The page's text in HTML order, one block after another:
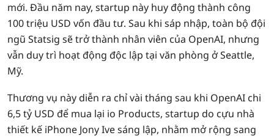
mới. Đầu năm nay, startup này huy động thành công
100 triệu USD vốn đầu tư. Sau khi sáp nhập, toàn bộ đội
ngũ Statsig sẽ trở thành nhân viên của OpenAI, nhưng
vẫn duy trì hoạt động độc lập tại văn phòng ở Seattle,
Mỹ.
Thương vụ này diễn ra chỉ vài tháng sau khi OpenAI chi
6,5 tỷ USD để mua lại io Products, startup do cựu nhà
thiết kế iPhone Jony Ive sáng lập, nhằm mở rộng sang